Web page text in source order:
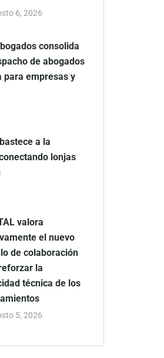
6, 2026
consolida
de abogados
para empresas y
a la
lonjas
valora
el nuevo
de colaboración
la
técnica de los
5, 2026